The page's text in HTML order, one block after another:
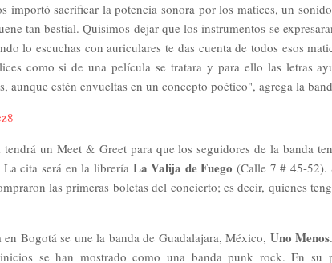
importó sacrificar la potencia sonora por los matices, un
tan bestial. Quisimos dejar que los instrumentos se
lo escuchas con auriculares te das cuenta de todos esos
como si de una película se tratara y para ello las letras
aunque estén envueltas en un concepto poético", agrega la
un Meet & Greet para que los seguidores de la banda
cita será en la librería La Valija de Fuego (Calle 7 # 45-52).
las primeras boletas del concierto; es decir, quienes
Bogotá se une la banda de Guadalajara, México, Uno Menos
se han mostrado como una banda punk rock. En su